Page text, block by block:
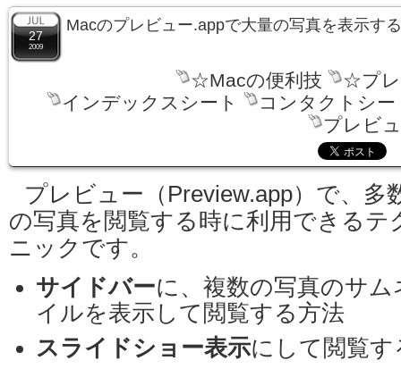
27
2009
Macのプレビュー.appで大量の写真を表示す
☆Macの便利技
☆プレ
インデックスシート
コンタクトシー
プレビ
プレビュー（Preview.app）で、多
の写真を閲覧する時に利用できるテ
ニックです。
サイドバーに、複数の写真のサム
イルを表示して閲覧する方法
スライドショー表示にして閲覧す